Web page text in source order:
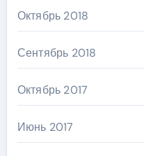
Октябрь 2018
Сентябрь 2018
Октябрь 2017
Июнь 2017